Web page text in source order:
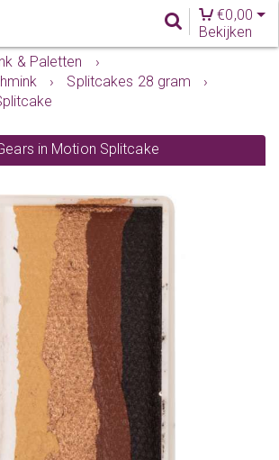
€0,00
Bekijken
& Paletten
›
› Splitcakes 28 gram
›
in Motion Splitcake